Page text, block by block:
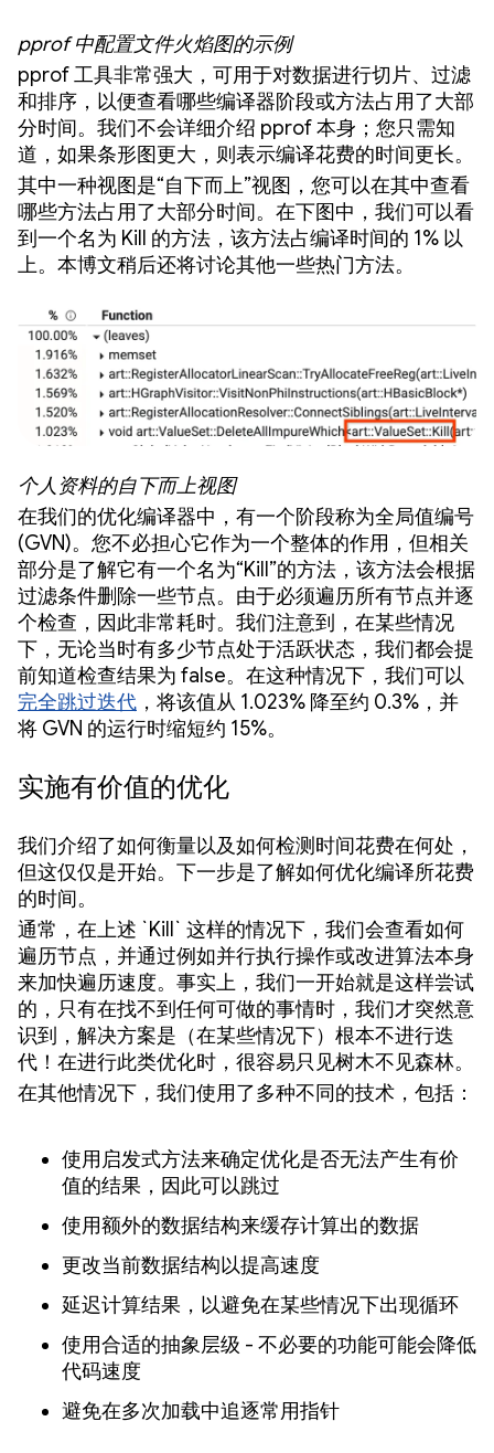
pprof 中配置文件火焰图的示例
pprof 工具非常强大，可用于对数据进行切片、过滤
和排序，以便查看哪些编译器阶段或方法占用了大部
分时间。我们不会详细介绍 pprof 本身；您只需知
道，如果条形图更大，则表示编译花费的时间更长。
其中一种视图是“自下而上”视图，您可以在其中查看
哪些方法占用了大部分时间。在下图中，我们可以看
到一个名为 Kill 的方法，该方法占编译时间的 1% 以
上。本博文稍后还将讨论其他一些热门方法。
个人资料的自下而上视图
在我们的优化编译器中，有一个阶段称为全局值编号
(GVN)。您不必担心它作为一个整体的作用，但相关
部分是了解它有一个名为“Kill”的方法，该方法会根据
过滤条件删除一些节点。由于必须遍历所有节点并逐
个检查，因此非常耗时。我们注意到，在某些情况
下，无论当时有多少节点处于活跃状态，我们都会提
前知道检查结果为 false。在这种情况下，我们可以
完全跳过迭代 ，将该值从 1.023% 降至约 0.3%，并
将 GVN 的运行时缩短约 15%。
实施有价值的优化
我们介绍了如何衡量以及如何检测时间花费在何处，
但这仅仅是开始。下一步是了解如何优化编译所花费
的时间。
通常，在上述 `Kill` 这样的情况下，我们会查看如何
遍历节点，并通过例如并行执行操作或改进算法本身
来加快遍历速度。事实上，我们一开始就是这样尝试
的，只有在找不到任何可做的事情时，我们才突然意
识到，解决方案是（在某些情况下）根本不进行迭
代！在进行此类优化时，很容易只见树木不见森林。
在其他情况下，我们使用了多种不同的技术，包括：
使用启发式方法来确定优化是否无法产生有价
值的结果，因此可以跳过
使用额外的数据结构来缓存计算出的数据
更改当前数据结构以提高速度
延迟计算结果，以避免在某些情况下出现循环
使用合适的抽象层级 - 不必要的功能可能会降低
代码速度
避免在多次加载中追逐常用指针